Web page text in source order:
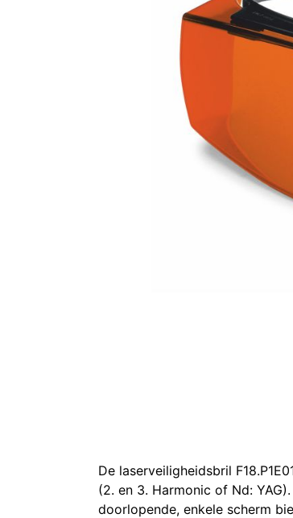
De laserveiligheidsbril
(2. en 3. Harmonic of Nd:
doorlopende, enkele scherm